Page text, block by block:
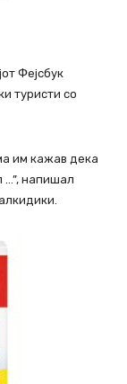
Фејсбук
туристи со
им кажав дека
…”, напишал